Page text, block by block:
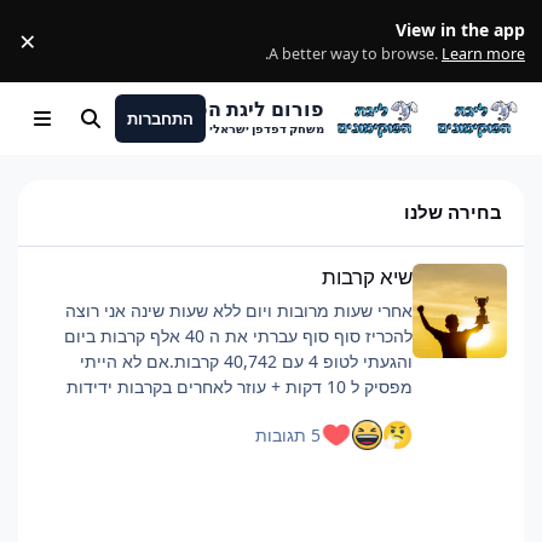
View in the app
A better way to browse. Learn more
.
×
פורום ליגת הפוקימונים
משחק דפדפן ישראלי
התחברות חיפוש Menu
בחירה שלנו
שיא קרבות
אחרי שעות מרובות ויום ללא שעות שינה אני רוצה
להכריז סוף סוף עברתי את ה 40 אלף קרבות ביום
והגעתי לטופ 4 עם 40,742 קרבות.אם לא הייתי
מפסיק ל 10 דקות + עוזר לאחרים בקרבות ידידות
שזה היה קשה וגמר לי את החיים, אבל אם אתם כבר
5 תגובות